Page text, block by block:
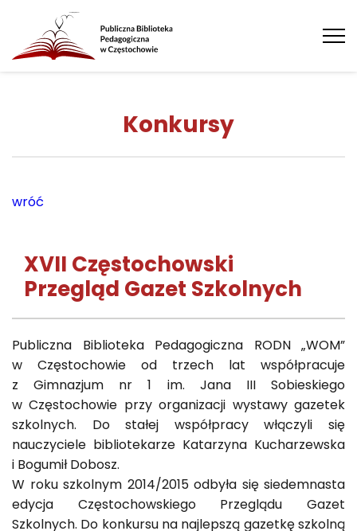
Konkursy
wróć
XVII Częstochowski
Przegląd Gazet Szkolnych
Publiczna Biblioteka Pedagogiczna RODN „WOM”
w Częstochowie od trzech lat współpracuje
z Gimnazjum nr 1 im. Jana III Sobieskiego
w Częstochowie przy organizacji wystawy gazetek
szkolnych. Do stałej współpracy włączyli się
nauczyciele bibliotekarze Katarzyna Kucharzewska
i Bogumił Dobosz.
W roku szkolnym 2014/2015 odbyła się siedemnasta
edycja Częstochowskiego Przeglądu Gazet
Szkolnych. Do konkursu na najlepszą gazetkę szkolną